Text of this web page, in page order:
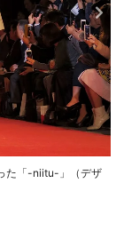
た「-niitu-」（デザ